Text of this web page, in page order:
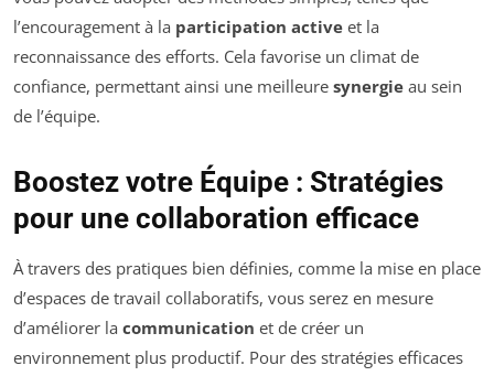
l’encouragement à la participation active et la
reconnaissance des efforts. Cela favorise un climat de
confiance, permettant ainsi une meilleure synergie au sein
de l’équipe.
Boostez votre Équipe : Stratégies
pour une collaboration efficace
À travers des pratiques bien définies, comme la mise en place
d’espaces de travail collaboratifs, vous serez en mesure
d’améliorer la communication et de créer un
environnement plus productif. Pour des stratégies efficaces